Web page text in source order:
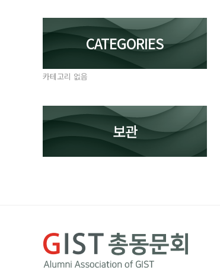
CATEGORIES
카테고리 없음
보관